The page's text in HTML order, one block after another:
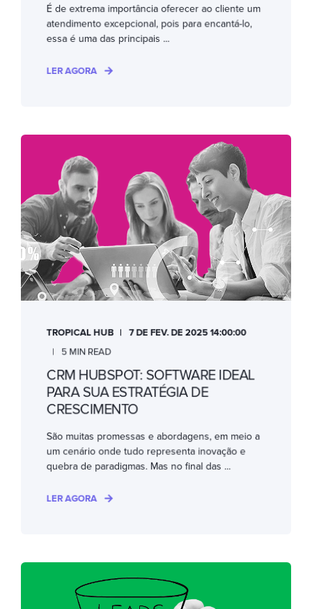
É de extrema importância oferecer ao cliente um
atendimento excepcional, pois para encantá-lo,
essa é uma das principais ...
LER AGORA
TROPICAL HUB
7 DE FEV. DE 2025 14:00:00
5 MIN READ
CRM HUBSPOT: SOFTWARE IDEAL
PARA SUA ESTRATÉGIA DE
CRESCIMENTO
São muitas promessas e abordagens, em meio a
um cenário onde tudo representa inovação e
quebra de paradigmas. Mas no final das ...
LER AGORA